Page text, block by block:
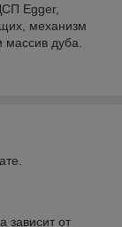
Egger,
механизм
дуба.
зависит от